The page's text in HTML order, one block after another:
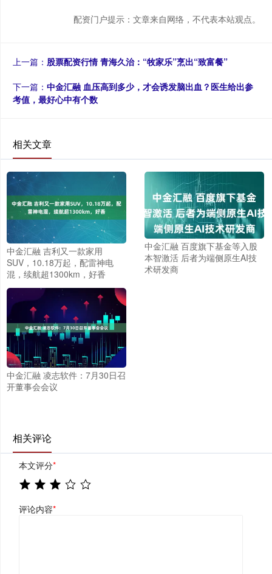
配资门户提示：文章来自网络，不代表本站观点。
上一篇： 股票配资行情 青海久治：“牧家乐”烹出“致富餐”
下一篇： 中金汇融 血压高到多少，才会诱发脑出血？医生给出参
考值，最好心中有个数
相关文章
中金汇融 吉利又一款家用
SUV，10.18万起，配雷神电
混，续航超1300km，好香
中金汇融 百度旗下基金等入股
本智激活 后者为端侧原生AI技
术研发商
中金汇融 凌志软件：7月30日召
开董事会会议
相关评论
本文评分*
评论内容*